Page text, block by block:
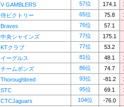
V GAMBLERS 57位 174.1
侍ビクトリー 65位 75.8
Braves 76位 57.1
中央シャインズ 77位 175.1
KTクラブ 77位 53.2
イーグルス 81位 48.1
チームボンズ 86位 74.7
Thoroughbred 93位 -81.2
STC 95位 69.1
CTCJaguars 104位
-76.0